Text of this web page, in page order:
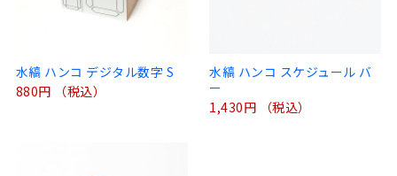
水縞 ハンコ デジタル数字 S
880円 （税込）
水縞 ハンコ スケジュール バ
ー
1,430円 （税込）